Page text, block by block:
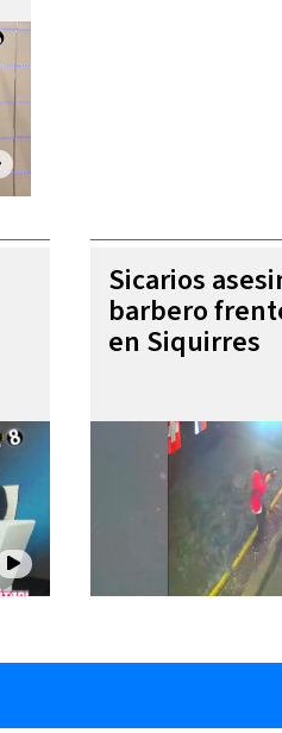
Sicarios
barbero
en Siquirres